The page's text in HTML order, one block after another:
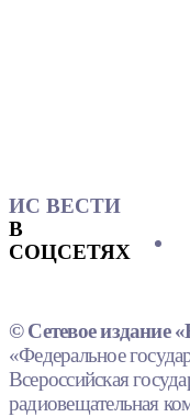
ИС ВЕСТИ
В
СОЦСЕТЯХ
© Сетевое издание
«Федеральное
Всероссийская
радиовещательная